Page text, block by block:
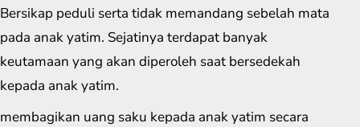
Bersikap peduli serta tidak memandang sebelah mata
pada anak yatim. Sejatinya terdapat banyak
keutamaan yang akan diperoleh saat bersedekah
kepada anak yatim.
membagikan uang saku kepada anak yatim secara